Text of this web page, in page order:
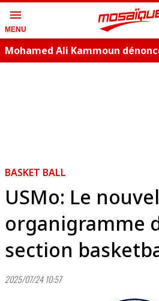
menu
MENU
Mohamed Ali Kammoun
BASKET BALL
USMo: Le nouvel
organigramme
section
2025/07/24 10:57